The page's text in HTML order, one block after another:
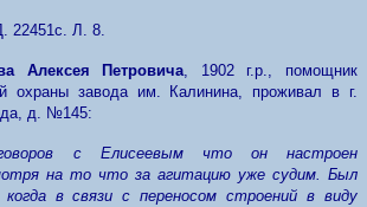
22451с. Л. 8.
Алексея Петровича, 1902 г.р., помощник
охраны завода им. Калинина, проживал в г.
д. №145:
с Елисеевым что он настроен
на то что за агитацию уже судим. Был
в связи с переносом строений в виду